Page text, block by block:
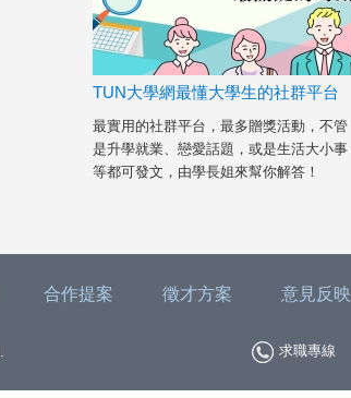
TUN大學網最懂大學生的社群平台
最實用的社群平台，最多贈獎活動，不管
是升學就業、戀愛話題，或是生活大小事
等都可發文，由學長姐來幫你解答！
合作提案 徵才方案 意見反映
求職專線